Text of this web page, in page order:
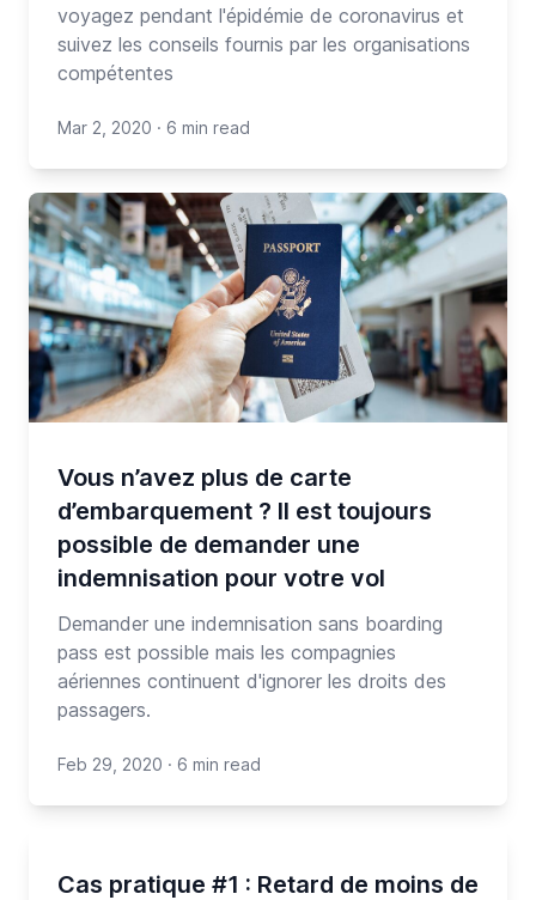
voyagez pendant l'épidémie de coronavirus et
suivez les conseils fournis par les organisations
compétentes
Mar 2, 2020 · 6 min read
Vous n’avez plus de carte
d’embarquement ? Il est toujours
possible de demander une
indemnisation pour votre vol
Demander une indemnisation sans boarding
pass est possible mais les compagnies
aériennes continuent d'ignorer les droits des
passagers.
Feb 29, 2020 · 6 min read
Cas pratique #1 : Retard de moins de